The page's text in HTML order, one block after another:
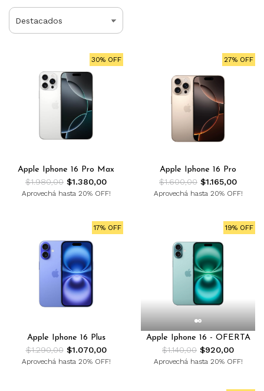
30% OFF
Apple Iphone 16 Pro Max
$1.980,00 $1.380,00
Aprovechá hasta 20% OFF!
27% OFF
Apple Iphone 16 Pro
$1.600,00 $1.165,00
Aprovechá hasta 20% OFF!
17% OFF
Apple Iphone 16 Plus
$1.290,00$1.070,00
Aprovechá hasta 20% OFF!
19% OFF
Apple Iphone 16 - OFERTA
$1.140,00 $920,00
Aprovechá hasta 20% OFF!